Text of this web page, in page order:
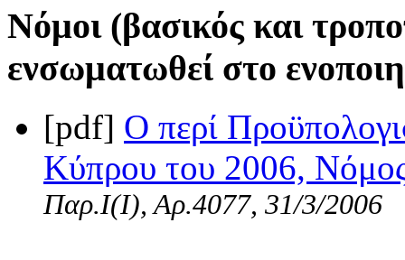
Νόμοι (βασικός και
ενσωματωθεί στο
[pdf] Ο περί
Κύπρου του 2006,
Παρ.Ι(I), Αρ.4077, 31/3/2006